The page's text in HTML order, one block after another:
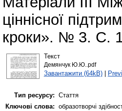
ціннісної
кроки». № 3. С.
Текст
Демянчук Ю.Ю..pdf
Завантажити (64kB)|
Тип ресурсу: Стаття
Ключові слова: образотворчі